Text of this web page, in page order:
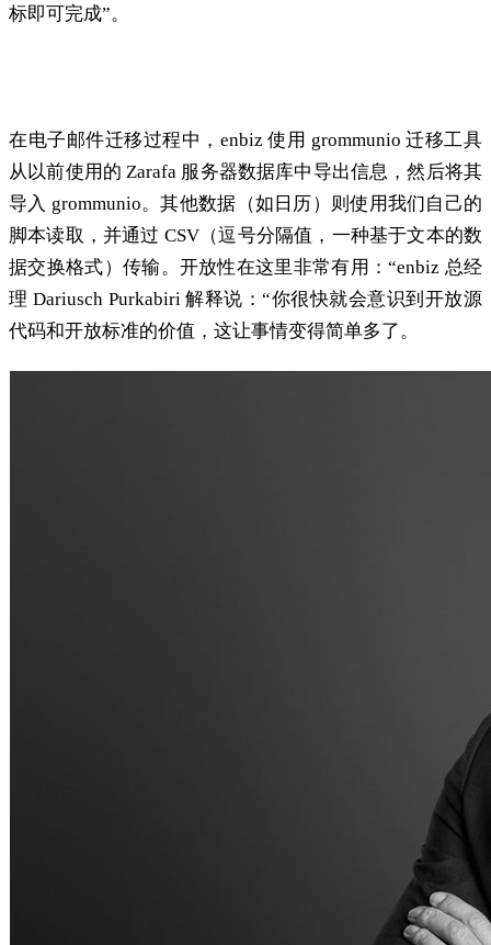
标即可完成”。
在电子邮件迁移过程中，enbiz 使用 grommunio 迁移工具
从以前使用的 Zarafa 服务器数据库中导出信息，然后将其
导入 grommunio。其他数据（如日历）则使用我们自己的
脚本读取，并通过 CSV（逗号分隔值，一种基于文本的数
据交换格式）传输。开放性在这里非常有用：“enbiz 总经
理 Dariusch Purkabiri 解释说：“你很快就会意识到开放源
代码和开放标准的价值，这让事情变得简单多了。